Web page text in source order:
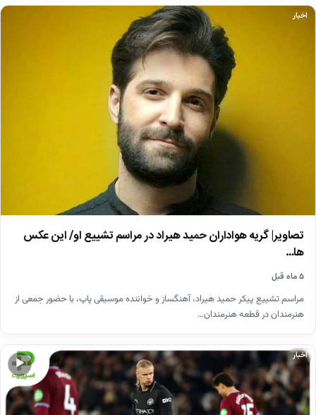
اخبار
تصاویر| گریه هواداران حمید هیراد در مراسم تشییع او/ این عکس
ها…
۵ ماه قبل
مراسم تشییع پیکر حمید هیراد، آهنگساز و خواننده موسیقی پاپ، با حضور جمعی از
هنرمندان در قطعه هنرمندان…
▶
اخبار